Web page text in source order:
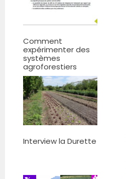
Comment
expérimenter des
systèmes
agroforestiers
Interview la Durette